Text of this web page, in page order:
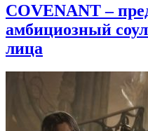
COVENANT –
амбициозный
лица